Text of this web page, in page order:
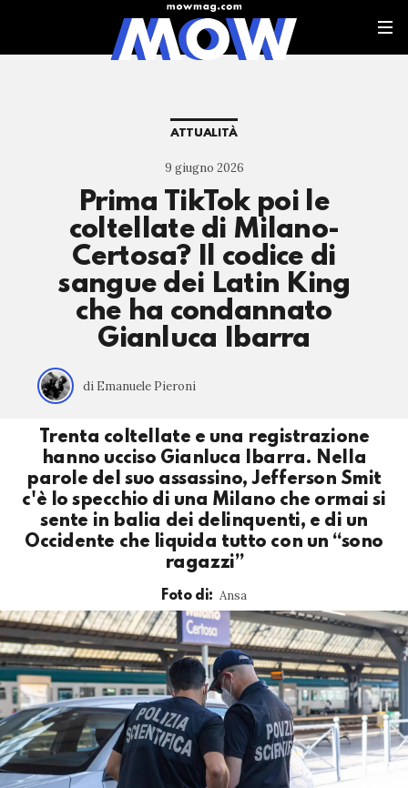
ATTUALITÀ
9 giugno 2026
Prima TikTok poi le
coltellate di Milano-
Certosa? Il codice di
sangue dei Latin King
che ha condannato
Gianluca Ibarra
di Emanuele Pieroni
Trenta coltellate e una registrazione
hanno ucciso Gianluca Ibarra. Nella
parole del suo assassino, Jefferson Smit
c'è lo specchio di una Milano che ormai si
sente in balia dei delinquenti, e di un
Occidente che liquida tutto con un “sono
ragazzi”
Foto di: Ansa